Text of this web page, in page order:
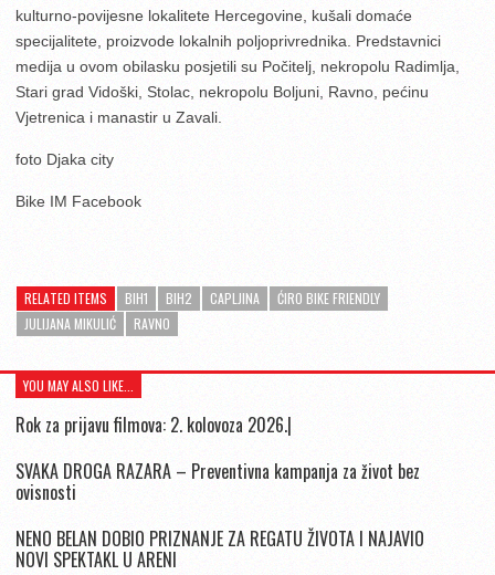
kulturno-povijesne lokalitete Hercegovine, kušali domaće
specijalitete, proizvode lokalnih poljoprivrednika. Predstavnici
medija u ovom obilasku posjetili su Počitelj, nekropolu Radimlja,
Stari grad Vidoški, Stolac, nekropolu Boljuni, Ravno, pećinu
Vjetrenica i manastir u Zavali.
foto Djaka city
Bike IM Facebook
RELATED ITEMS BIH1 BIH2 CAPLJINA
ĆIRO BIKE FRIENDLY
JULIJANA MIKULIĆ
RAVNO
YOU MAY ALSO LIKE...
Rok za prijavu filmova: 2. kolovoza 2026.|
SVAKA DROGA RAZARA – Preventivna kampanja za život bez
ovisnosti
NENO BELAN DOBIO PRIZNANJE ZA REGATU ŽIVOTA I NAJAVIO
NOVI SPEKTAKL U ARENI